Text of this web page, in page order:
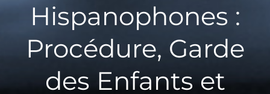
Hispanophones :
Procédure, Garde
des Enfants et